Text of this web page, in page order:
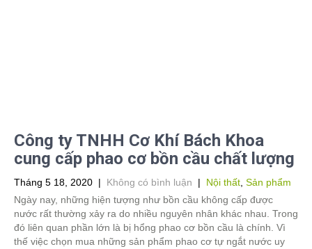
Công ty TNHH Cơ Khí Bách Khoa
cung cấp phao cơ bồn cầu chất lượng
Tháng 5 18, 2020 | Không có bình luận | Nội thất Sản phẩm
Ngày nay, những hiện tượng như bồn cầu không cấp được
nước rất thường xảy ra do nhiều nguyên nhân khác nhau. Trong
đó liên quan phần lớn là bị hổng phao cơ bồn cầu là chính. Vì
thế việc chọn mua những sản phẩm phao cơ tự ngắt nước uy